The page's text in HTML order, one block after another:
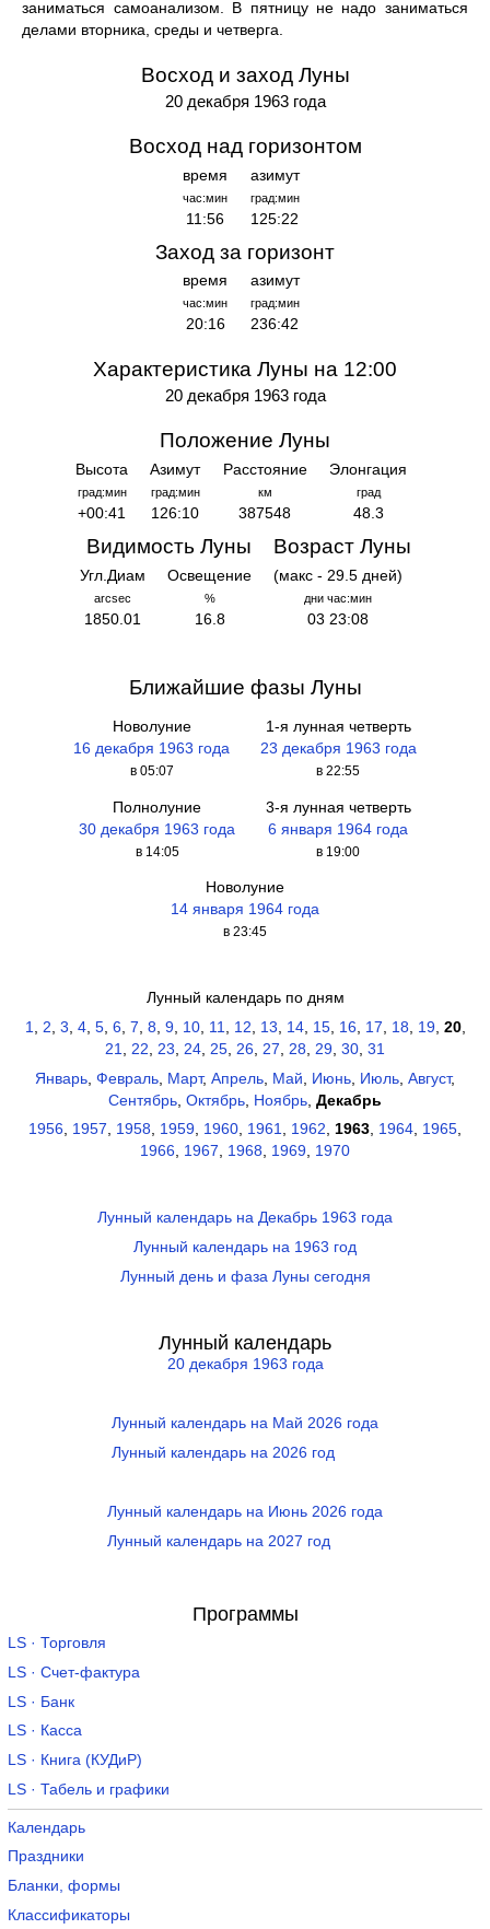
заниматься самоанализом. В пятницу не надо заниматься
делами вторника, среды и четверга.
Восход и заход Луны
20 декабря 1963 года
Восход над горизонтом
время
час:мин
11:56
азимут
град:мин
125:22
Заход за горизонт
время
час:мин
20:16
азимут
град:мин
236:42
Характеристика Луны на 12:00
20 декабря 1963 года
Положение Луны
Высота
град:мин
+00:41
Азимут
град:мин
126:10
Расстояние
км
387548
Элонгация
град
48.3
Видимость Луны
Угл.Диам
arcsec
1850.01
Освещение
%
16.8
Возраст Луны
(макс - 29.5 дней)
дни час:мин
03 23:08
Ближайшие фазы Луны
Новолуние
16 декабря 1963 года
в 05:07
1-я лунная четверть
23 декабря 1963 года
в 22:55
Полнолуние
30 декабря 1963 года
в 14:05
3-я лунная четверть
6 января 1964 года
в 19:00
Новолуние
14 января 1964 года
в 23:45
Лунный календарь по дням
1
2 3 4, 5, 6, 7 8 9, 10, 11 12 13 14, 15, 16, 17 18 19, 20,
21
22 23 24 25 26 27 28 29 30 31
Январь Февраль Март, Апрель Май Июнь Июль Август,
Сентябрь Октябрь Ноябрь Декабрь
1956, 1957, 1958, 1959, 1960, 1961, 1962, 1963, 1964, 1965,
1966, 1967, 1968, 1969, 1970
Лунный календарь на Декабрь 1963 года
Лунный календарь на 1963 год
Лунный день и фаза Луны сегодня
Лунный календарь
20 декабря 1963 года
Лунный календарь на Май 2026 года
Лунный календарь на 2026 год
Лунный календарь на Июнь 2026 года
Лунный календарь на 2027 год
Программы
LS · Торговля
LS · Счет-фактура
LS · Банк
LS · Касса
LS · Книга (КУДиР)
LS · Табель и графики
Календарь
Праздники
Бланки, формы
Классификаторы